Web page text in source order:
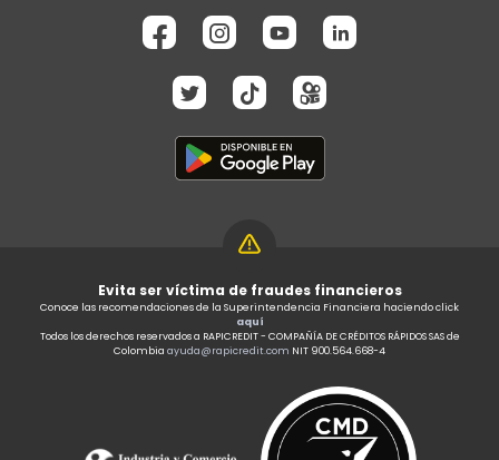
Evita ser víctima de fraudes financieros
Conoce las recomendaciones de la Superintendencia Financiera haciendo click
aquí
Todos los derechos reservados a RAPICREDIT - COMPAÑÍA DE CRÉDITOS RÁPIDOS SAS de
Colombia ayuda@rapicredit.com NIT 900.564.668-4